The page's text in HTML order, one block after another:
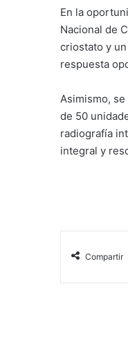
En la
Nacional de
criostato y
respuesta
Asimismo,
de 50
radiografía
integral y
Compartir